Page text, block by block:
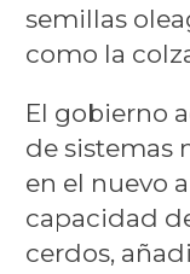
semillas
como la
El gobierno
de sistemas
en el nuevo
capacidad
cerdos,